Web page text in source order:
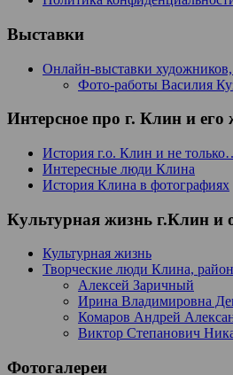
Выставки
Онлайн-выставки
Фото-работы Василия
Интерсное про г. Клин и его
История г.о. Клин и не
Интересные люди Клина
История Клина в фотографиях
Культурная жизнь г.Клин и
Культурная жизнь
Творческие люди Клина,
Алексей Заричный
Ирина Владимировна
Комаров Андрей
Виктор Степанович
Фотогалереи